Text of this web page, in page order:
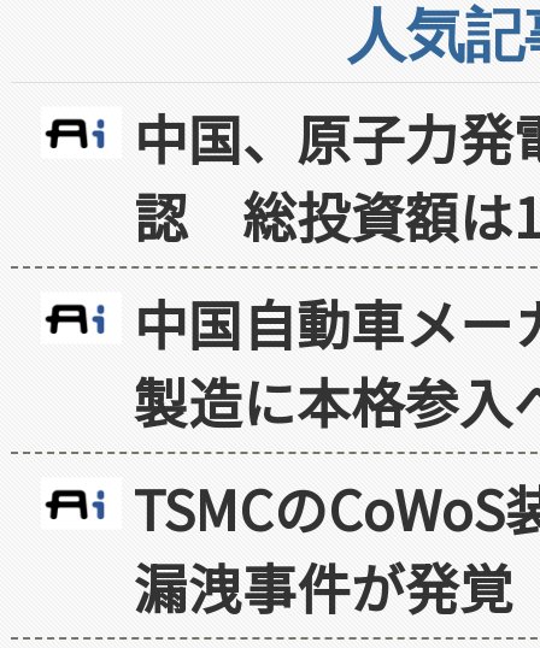
人気
中国、原子力
認 総投資額は
中国自動車メ
製造に本格参入
TSMCの
漏洩事件が発覚